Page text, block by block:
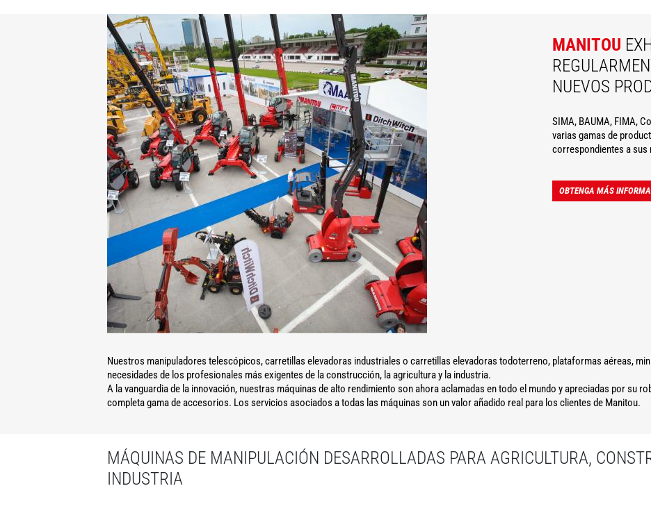
MANITOU
NUEVOS
SIMA, BAUMA, FIMA,
varias gamas de
correspondientes a sus
OBTENGA MÁS
Nuestros manipuladores telescópicos, carretillas elevadoras industriales o carretillas elevadoras todoterreno, plataformas aéreas,
necesidades de los profesionales más exigentes de la construcción, la agricultura y la industria.
A la vanguardia de la innovación, nuestras máquinas de alto rendimiento son ahora aclamadas en todo el mundo y apreciadas por su
completa gama de accesorios. Los servicios asociados a todas las máquinas son un valor añadido real para los clientes de Manitou.
MÁQUINAS DE MANIPULACIÓN DESARROLLADAS PARA AGRICULTURA,
INDUSTRIA